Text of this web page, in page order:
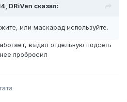
DRiVen сказал:
или маскарад используйте.
выдал отдельную подсеть
пробросил